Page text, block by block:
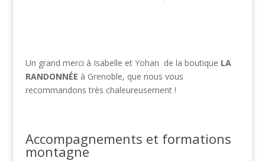
Un grand merci à Isabelle et Yohan de la boutique LA
RANDONNÉE à Grenoble, que nous vous
recommandons très chaleureusement !
Accompagnements et formations
montagne